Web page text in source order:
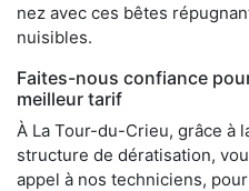
nez avec ces bêtes
nuisibles.
Faites-nous confiance
meilleur tarif
À La Tour-du-Crieu, grâce à
structure de dératisation,
appel à nos techniciens,